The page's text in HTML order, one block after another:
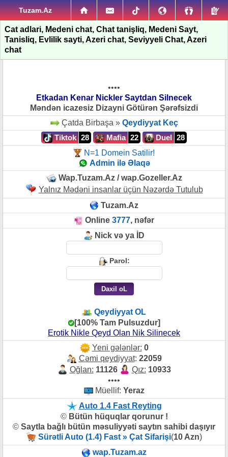
Tuzam.Az
Cat adlari, Medeni chat, Chat tanişliq, Medeni Sayt,
Tanisliq, Evlilik sayti, Azeri chat, Seviyyeli Chat, Azeri
chat
••••
Etkadan Kenar Nickler Saytdan Silnecek
Məndən icazesiz Dizayni Götürən Şərəfsizdi
Çatda Birbaşa » Qeydiyyat Keç
Tiktok 28 Mafia 22 Duel 28
N=1 Domein Satilir!
Admin ilə Əlaqə
Wap.Tuzam.Az / wap.Gozeller.Az
Yalnız Mədəni insanlar üçün Nəzərdə Tutulub
Tuzam.Az
Online 3777, nəfər
Nick və ya İD
Parol:
Qeydiyyat OL
[100% Tam Pulsuzdur]
Erotik Nikle Qeyd Olan Nik Silinecek
Yeni gələnlər: 0
Cəmi qeydiyyat: 22059
Oğlan: 11126 Qız: 10933
••••
Müellif: Yeraz
Auto 1.4 Fast Reyting
© Bütün hüquqlar qorunur !
© Saytla bağlı bütün məsuliyyəti saytın sahibi daşıyır
Sürətli Auto (1.4) Fast » Çat Sifarişi(10 Azn)
wap.Tuzam.az